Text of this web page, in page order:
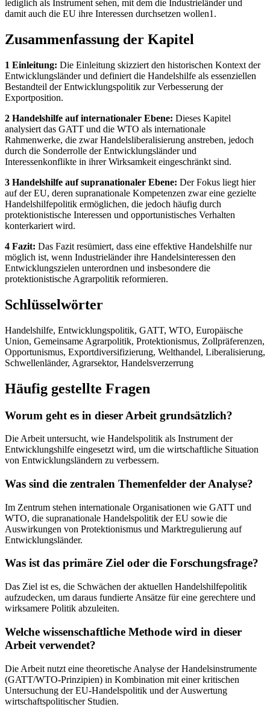
lediglich als Instrument sehen, mit dem die Industrieländer und
damit auch die EU ihre Interessen durchsetzen wollen1.
Zusammenfassung der Kapitel
1 Einleitung: Die Einleitung skizziert den historischen Kontext der
Entwicklungsländer und definiert die Handelshilfe als essenziellen
Bestandteil der Entwicklungspolitik zur Verbesserung der
Exportposition.
2 Handelshilfe auf internationaler Ebene: Dieses Kapitel
analysiert das GATT und die WTO als internationale
Rahmenwerke, die zwar Handelsliberalisierung anstreben, jedoch
durch die Sonderrolle der Entwicklungsländer und
Interessenkonflikte in ihrer Wirksamkeit eingeschränkt sind.
3 Handelshilfe auf supranationaler Ebene: Der Fokus liegt hier
auf der EU, deren supranationale Kompetenzen zwar eine gezielte
Handelshilfepolitik ermöglichen, die jedoch häufig durch
protektionistische Interessen und opportunistisches Verhalten
konterkariert wird.
4 Fazit: Das Fazit resümiert, dass eine effektive Handelshilfe nur
möglich ist, wenn Industrieländer ihre Handelsinteressen den
Entwicklungszielen unterordnen und insbesondere die
protektionistische Agrarpolitik reformieren.
Schlüsselwörter
Handelshilfe, Entwicklungspolitik, GATT, WTO, Europäische
Union, Gemeinsame Agrarpolitik, Protektionismus, Zollpräferenzen,
Opportunismus, Exportdiversifizierung, Welthandel, Liberalisierung,
Schwellenländer, Agrarsektor, Handelsverzerrung
Häufig gestellte Fragen
Worum geht es in dieser Arbeit grundsätzlich?
Die Arbeit untersucht, wie Handelspolitik als Instrument der
Entwicklungshilfe eingesetzt wird, um die wirtschaftliche Situation
von Entwicklungsländern zu verbessern.
Was sind die zentralen Themenfelder der Analyse?
Im Zentrum stehen internationale Organisationen wie GATT und
WTO, die supranationale Handelspolitik der EU sowie die
Auswirkungen von Protektionismus und Marktregulierung auf
Entwicklungsländer.
Was ist das primäre Ziel oder die Forschungsfrage?
Das Ziel ist es, die Schwächen der aktuellen Handelshilfepolitik
aufzudecken, um daraus fundierte Ansätze für eine gerechtere und
wirksamere Politik abzuleiten.
Welche wissenschaftliche Methode wird in dieser
Arbeit verwendet?
Die Arbeit nutzt eine theoretische Analyse der Handelsinstrumente
(GATT/WTO-Prinzipien) in Kombination mit einer kritischen
Untersuchung der EU-Handelspolitik und der Auswertung
wirtschaftspolitischer Studien.